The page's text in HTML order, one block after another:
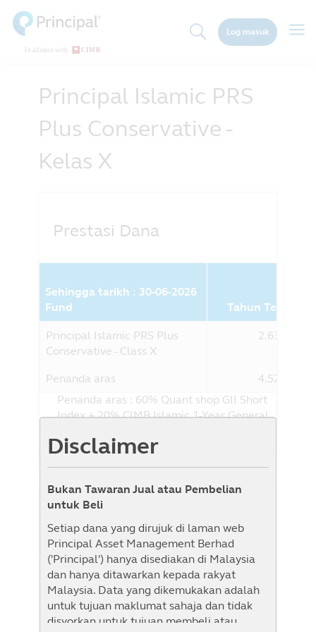
Disclaimer
Bukan Tawaran Jual atau Pembelian
untuk Beli
Setiap dana yang dirujuk di laman web
Principal Asset Management Berhad
('Principal') hanya disediakan di Malaysia
dan hanya ditawarkan kepada rakyat
Malaysia. Data yang dikemukakan adalah
untuk tujuan maklumat sahaja dan tidak
disyorkan untuk tujuan membeli atau
main
content
Log masuk
Principal Islamic PRS
Plus Conservative -
Kelas X
Prestasi Dana
Sehingga tarikh : 30-06-2026
Fund
Tahun Terkini
Principal Islamic PRS Plus
Conservative - Class X
2.63%
Penanda aras
4.52%
Penanda aras : 60% Quant shop GII Short
Index + 20% CIMB Islamic 1-Year General
Bursa Malaysia EMAS Shariah Index
Sejarah NAB
1M 1B 3B 6B YTD 1T 3T 5T
Dari Kepada